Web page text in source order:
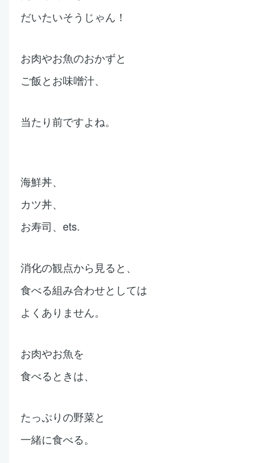
だいたいそうじゃん！
お肉やお魚のおかずと
ご飯とお味噌汁、
当たり前ですよね。
海鮮丼、
カツ丼、
お寿司、 ets.
消化の観点から見ると、
食べる組み合わせとしては
よくありません。
お肉やお魚を
食べるときは、
たっぷりの野菜と
一緒に食べる。